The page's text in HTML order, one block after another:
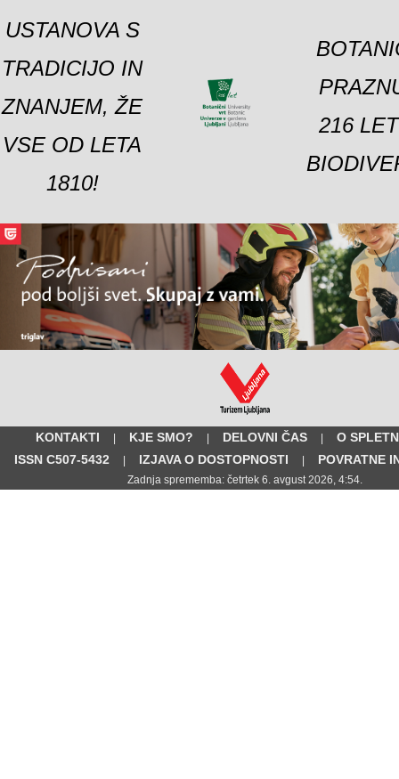
USTANOVA S
TRADICIJO IN
ZNANJEM, ŽE
VSE OD LETA
1810!
216
KONTAKTI | KJE SMO? | DELOVNI ČAS |
O
ISSN C507-5432
| IZJAVA O DOSTOPNOSTI | POVRATNE
Zadnja sprememba: četrtek 6. avgust 2026, 4:54.